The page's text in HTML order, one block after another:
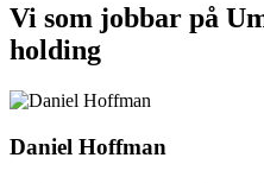
Vi som jobbar på
holding
Daniel Hoffman